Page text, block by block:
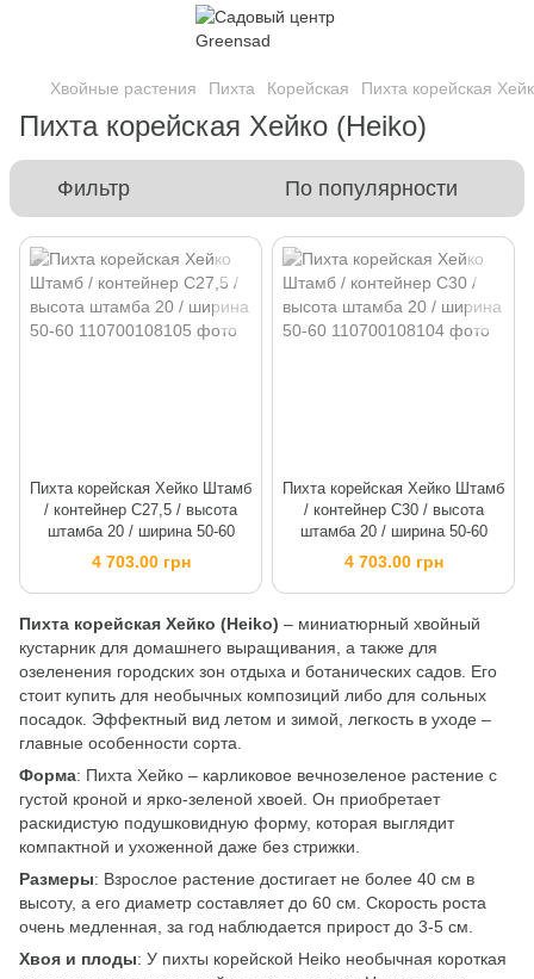
Хвойные растения Пихта Корейская Пихта корейская
Пихта корейская Хейко (Heiko)
Фильтр По популярности
Пихта корейская Хейко Штамб
/ контейнер C27,5 / высота
штамба 20 / ширина 50-60
4 703.00 грн
Пихта корейская Хейко Штамб
/ контейнер C30 / высота
штамба 20 / ширина 50-60
4 703.00 грн
Пихта корейская Хейко (Heiko) – миниатюрный хвойный
кустарник для домашнего выращивания, а также для
озеленения городских зон отдыха и ботанических садов. Его
стоит купить для необычных композиций либо для сольных
посадок. Эффектный вид летом и зимой, легкость в уходе –
главные особенности сорта.
Форма: Пихта Хейко – карликовое вечнозеленое растение с
густой кроной и ярко-зеленой хвоей. Он приобретает
раскидистую подушковидную форму, которая выглядит
компактной и ухоженной даже без стрижки.
Размеры: Взрослое растение достигает не более 40 см в
высоту, а его диаметр составляет до 60 см. Скорость роста
очень медленная, за год наблюдается прирост до 3-5 см.
Хвоя и плоды: У пихты корейской Heiko необычная короткая